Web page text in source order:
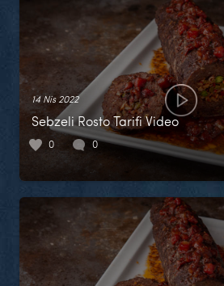
14 Nis 2022
Sebzeli Rosto Tarifi Video
0 0